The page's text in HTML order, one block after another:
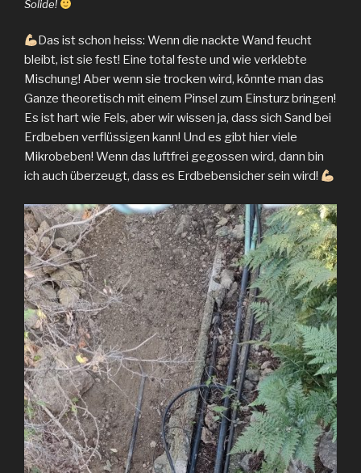
Solide!
Das ist schon heiss: Wenn die nackte Wand feucht
bleibt, ist sie fest! Eine total feste und wie verklebte
Mischung! Aber wenn sie trocken wird, könnte man das
Ganze theoretisch mit einem Pinsel zum Einsturz bringen!
Es ist hart wie Fels, aber wir wissen ja, dass sich Sand bei
Erdbeben verflüssigen kann! Und es gibt hier viele
Mikrobeben! Wenn das luftfrei gegossen wird, dann bin
ich auch überzeugt, dass es Erdbebensicher sein wird!